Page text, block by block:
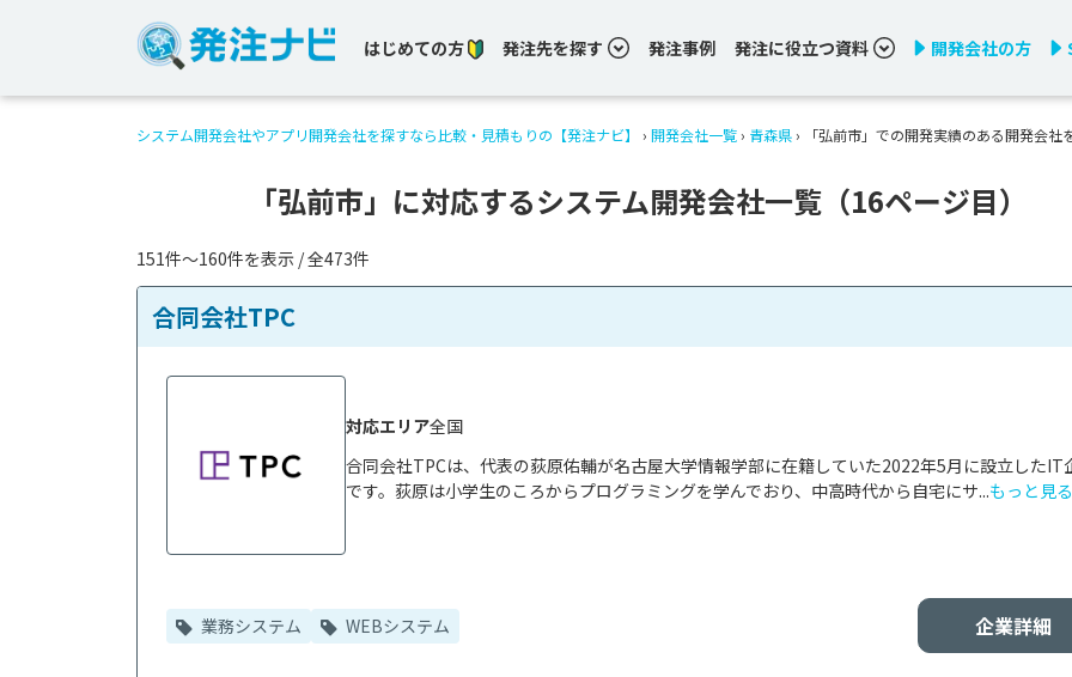
はじめての方 発注先を探す 発注事例 発注に役立つ資料 開発会社の方
システム開発会社やアプリ開発会社を探すなら比較・見積もりの【発注ナビ】 › 開発会社一覧 › 青森県 › 「弘前市」での開発実績のある開発会社
「弘前市」に対応するシステム開発会社一覧（16ページ目）
151件〜160件を表示 / 全473件
合同会社TPC
合同会社TPCは、代表の荻原佑輔が名古屋大学情報学部に在籍していた2022年5月に設立したIT
です。荻原は小学生のころからプログラミングを学んでおり、中高時代から自宅にサ...もっと見る
対応エリア全国
企業詳細
業務システム WEBシステム